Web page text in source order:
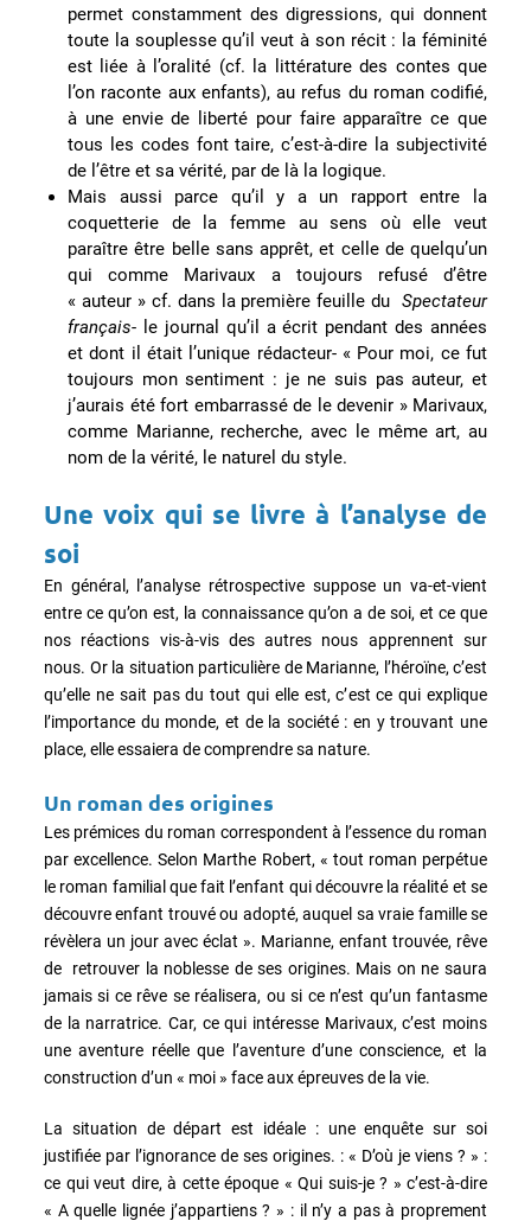
permet constamment des digressions, qui donnent
toute la souplesse qu’il veut à son récit : la féminité
est liée à l’oralité (cf. la littérature des contes que
l’on raconte aux enfants), au refus du roman codifié,
à une envie de liberté pour faire apparaître ce que
tous les codes font taire, c’est-à-dire la subjectivité
de l’être et sa vérité, par de là la logique.
Mais aussi parce qu’il y a un rapport entre la
coquetterie de la femme au sens où elle veut
paraître être belle sans apprêt, et celle de quelqu’un
qui comme Marivaux a toujours refusé d’être
« auteur » cf. dans la première feuille du Spectateur
français- le journal qu’il a écrit pendant des années
et dont il était l’unique rédacteur- « Pour moi, ce fut
toujours mon sentiment : je ne suis pas auteur, et
j’aurais été fort embarrassé de le devenir » Marivaux,
comme Marianne, recherche, avec le même art, au
nom de la vérité, le naturel du style.
Une voix qui se livre à l’analyse de
soi
En général, l’analyse rétrospective suppose un va-et-vient
entre ce qu’on est, la connaissance qu’on a de soi, et ce que
nos réactions vis-à-vis des autres nous apprennent sur
nous. Or la situation particulière de Marianne, l’héroïne, c’est
qu’elle ne sait pas du tout qui elle est, c’est ce qui explique
l’importance du monde, et de la société : en y trouvant une
place, elle essaiera de comprendre sa nature.
Un roman des origines
Les prémices du roman correspondent à l’essence du roman
par excellence. Selon Marthe Robert, « tout roman perpétue
le roman familial que fait l’enfant qui découvre la réalité et se
découvre enfant trouvé ou adopté, auquel sa vraie famille se
révèlera un jour avec éclat ». Marianne, enfant trouvée, rêve
de retrouver la noblesse de ses origines. Mais on ne saura
jamais si ce rêve se réalisera, ou si ce n’est qu’un fantasme
de la narratrice. Car, ce qui intéresse Marivaux, c’est moins
une aventure réelle que l’aventure d’une conscience, et la
construction d’un « moi » face aux épreuves de la vie.
La situation de départ est idéale : une enquête sur soi
justifiée par l’ignorance de ses origines. : « D’où je viens ? » :
ce qui veut dire, à cette époque « Qui suis-je ? » c’est-à-dire
« A quelle lignée j’appartiens ? » : il n’y a pas à proprement